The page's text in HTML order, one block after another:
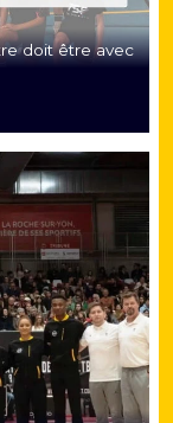
doit être avec